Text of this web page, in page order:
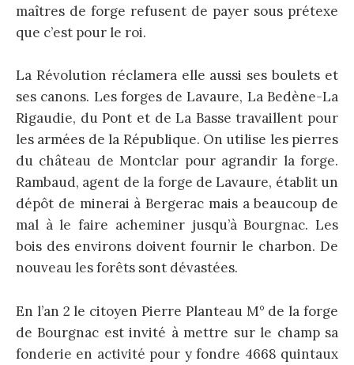
maîtres de forge refusent de payer sous prétexe
que c’est pour le roi.
La Révolution réclamera elle aussi ses boulets et
ses canons. Les forges de Lavaure, La Bedène-La
Rigaudie, du Pont et de La Basse travaillent pour
les armées de la République. On utilise les pierres
du château de Montclar pour agrandir la forge.
Rambaud, agent de la forge de Lavaure, établit un
dépôt de minerai à Bergerac mais a beaucoup de
mal à le faire acheminer jusqu’à Bourgnac. Les
bois des environs doivent fournir le charbon. De
nouveau les forêts sont dévastées.
En l’an 2 le citoyen Pierre Planteau M° de la forge
de Bourgnac est invité à mettre sur le champ sa
fonderie en activité pour y fondre 4668 quintaux